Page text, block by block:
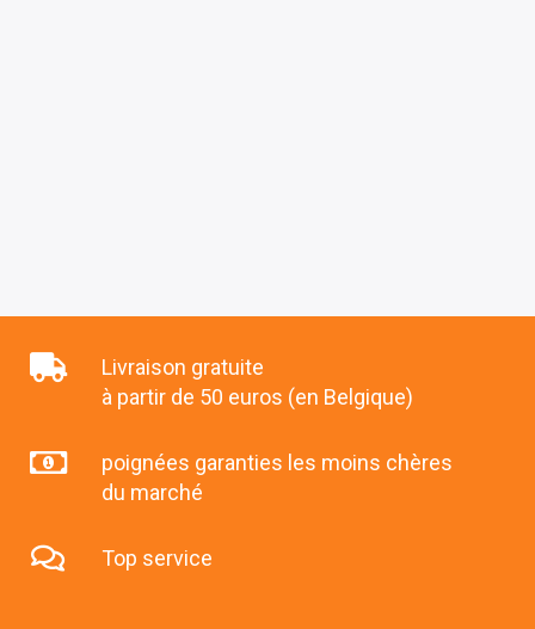
Livraison gratuite
à partir de 50 euros (en Belgique)
poignées garanties les moins chères
du marché
Top service